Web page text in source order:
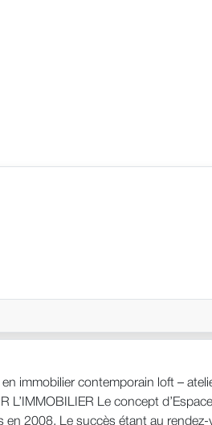
immobilier contemporain loft –
L’IMMOBILIER Le concept
2008. Le succès étant au